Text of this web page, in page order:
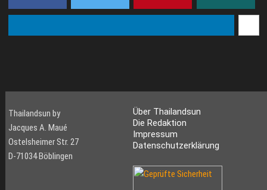
Thailandsun by
Jacques A. Maué
Ostelsheimer Str. 27
D-71034 Böblingen
Über Thailandsun
Die Redaktion
Impressum
Datenschutzerklärung